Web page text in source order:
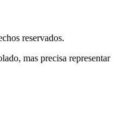
reservados.
mas precisa representar